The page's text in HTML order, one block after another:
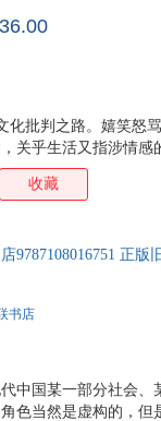
化批判之路。嬉笑
关乎生活又指涉情
跨越的翘楚之作。
收藏
9787108016751 正
中国某一部分社会
色当然是虚构的，
书店